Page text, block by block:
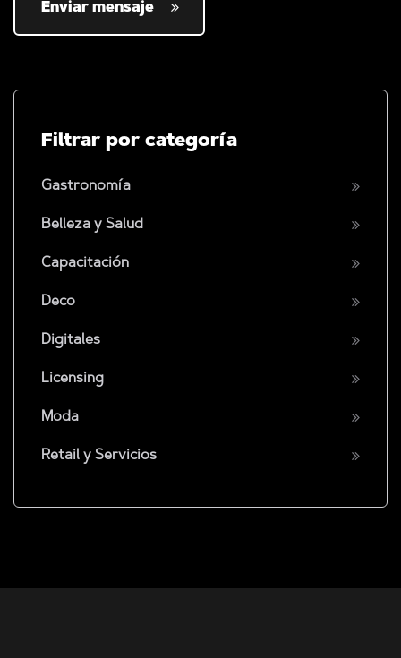
Enviar mensaje
Filtrar por categoría
Gastronomía
Belleza y Salud
Capacitación
Deco
Digitales
Licensing
Moda
Retail y Servicios